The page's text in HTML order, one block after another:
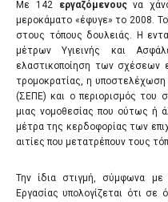
Με 142εργαζόμενουςνα
μεροκάματο «έφυγε» το 2008.
στους τόπους δουλειάς. Η
μέτρων Υγιεινής και
ελαστικοποίηση των σχέσεων
τρομοκρατίας, η
(ΣΕΠΕ) και ο περιορισμός του
μιας νομοθεσίας που ούτως ή
μέτρα της κερδοφορίας των
αιτίες που μετατρέπουν τους
Την ίδια στιγμή, σύμφωνα με
Εργασίας υπολογίζεται ότι